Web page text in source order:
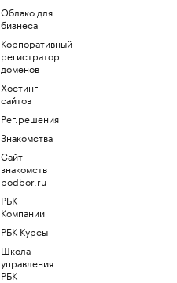
Облако для
бизнеса
Корпоративный
регистратор
доменов
Хостинг
сайтов
Рег.решения
Знакомства
Сайт
знакомств
podbor.ru
РБК
Компании
РБК Курсы
Школа
управления
РБК